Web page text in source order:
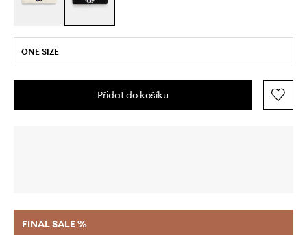
ONE SIZE
Přidat do košíku
FINAL SALE %